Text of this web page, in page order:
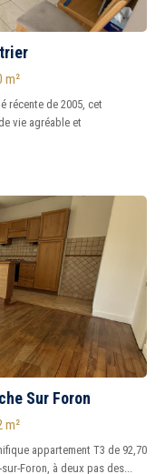
km
m²
récente de 2005, cet
vie agréable et
Sur Foron
m²
appartement T3 de 92,70
Foron, à deux pas des...